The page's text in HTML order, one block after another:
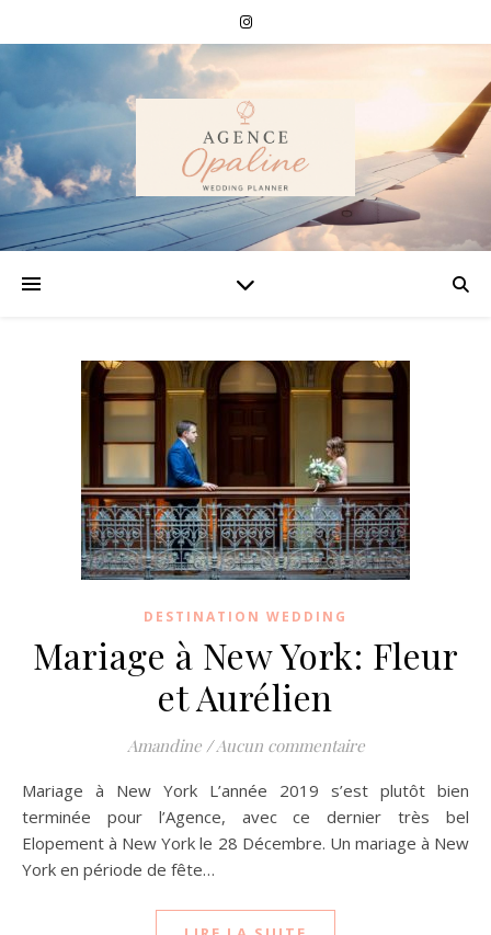
DESTINATION WEDDING
Mariage à New York: Fleur
et Aurélien
Amandine /Aucun commentaire
Mariage à New York L’année 2019 s’est plutôt bien
terminée pour l’Agence, avec ce dernier très bel
Elopement à New York le 28 Décembre. Un mariage à New
York en période de fête…